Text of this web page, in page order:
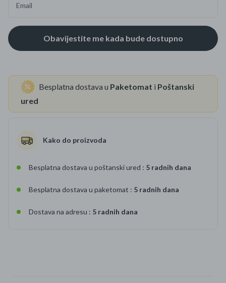
Email
Besplatna dostava u Paketomat i Poštanski
ured
Kako do proizvoda
Besplatna dostava u poštanski ured : 5 radnih dana
Besplatna dostava u paketomat : 5 radnih dana
Dostava na adresu : 5 radnih dana